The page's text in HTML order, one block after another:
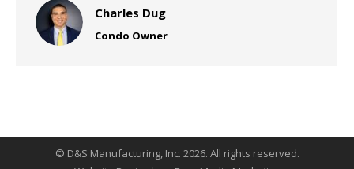
Charles Dug
Condo Owner
© D&S Manufacturing, Inc. 2026. All rights reserved.